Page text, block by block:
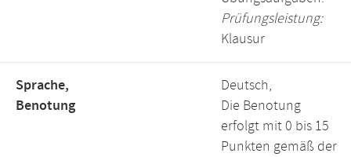
Prüfungsleistung:
Klausur
Sprache,
Benotung
Deutsch,
Die Benotung
erfolgt mit 0 bis 15
Punkten gemäß der